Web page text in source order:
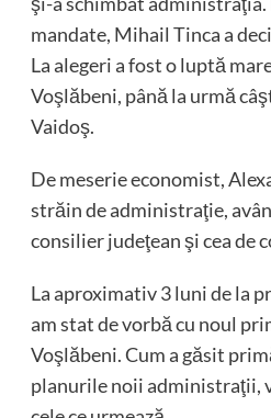
mandate, Mihail Tinca a
La alegeri a fost o luptă
Voşlăbeni, până la urmă
Vaidoş.
De meserie economist,
străin de administraţie,
consilier judeţean şi cea de
La aproximativ 3 luni de la
am stat de vorbă cu noul
Voşlăbeni. Cum a găsit
planurile noii administraţii,